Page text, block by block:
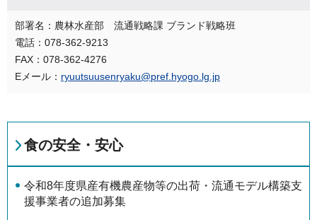
部署名：農林水産部 流通戦略課 ブランド戦略班
電話：078-362-9213
FAX：078-362-4276
Eメール： ryuutsuusenryaku@pref.hyogo.lg.jp
食の安全・安心
令和8年度県産有機農産物等の出荷・流通モデル構築支
援事業者の追加募集